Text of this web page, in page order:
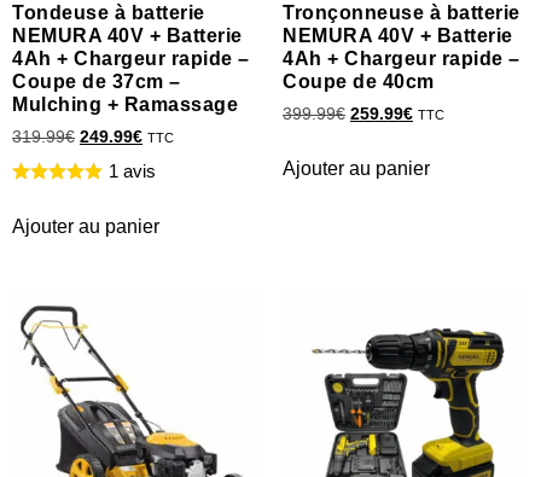
Tondeuse à batterie
NEMURA 40V + Batterie
4Ah + Chargeur rapide –
Coupe de 37cm –
Mulching + Ramassage
319.99€ 249.99€ TTC
1 avis
Ajouter au panier
Tronçonneuse à batterie
NEMURA 40V + Batterie
4Ah + Chargeur rapide –
Coupe de 40cm
399.99€ 259.99€ TTC
Ajouter au panier